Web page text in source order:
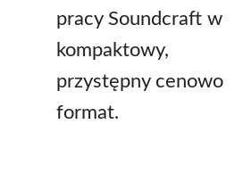
pracy Soundcraft w
kompaktowy,
przystępny cenowo
format.